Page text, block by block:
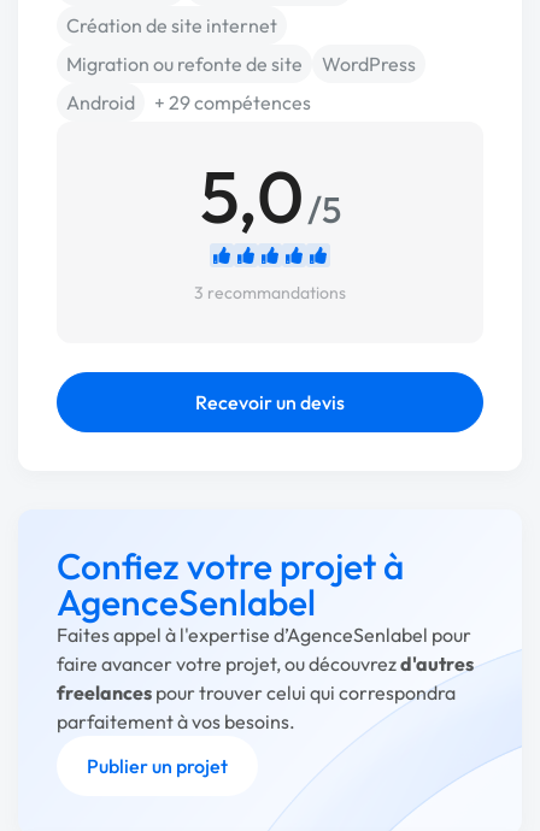
Création de site internet
Migration ou refonte de site
WordPress
Android
+ 29 compétences
5,0/5
3 recommandations
Recevoir un devis
Confiez votre projet à
AgenceSenlabel
Faites appel à l'expertise d’AgenceSenlabel pour
faire avancer votre projet, ou découvrezd'autres
freelances pour trouver celui qui correspondra
parfaitement à vos besoins.
Publier un projet